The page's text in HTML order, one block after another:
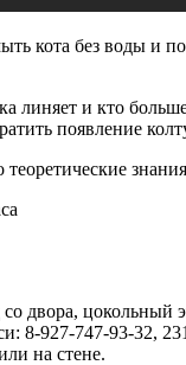
кота без воды и
линяет и кто
появление
двора, цокольный
8-927-747-93-32,
на стене.